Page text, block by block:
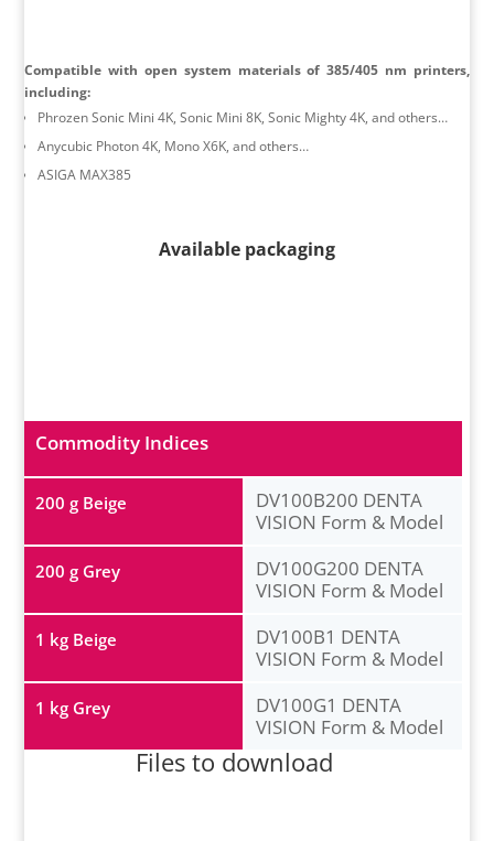
Compatible with open system materials of 385/405 nm printers,
including:
Phrozen Sonic Mini 4K, Sonic Mini 8K, Sonic Mighty 4K, and others…
Anycubic Photon 4K, Mono X6K, and others…
ASIGA MAX385
Available packaging
200 g Beige
200 g Grey
1 kg Beige
1 kg Grey
Commodity Indices
DV100B200 DENTA
VISION Form & Model
DV100G200 DENTA
VISION Form & Model
DV100B1 DENTA
VISION Form & Model
DV100G1 DENTA
VISION Form & Model
Files to download